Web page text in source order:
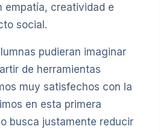
empatía, creatividad e
social.
pudieran imaginar
de herramientas
muy satisfechos con la
en esta primera
busca justamente reducir